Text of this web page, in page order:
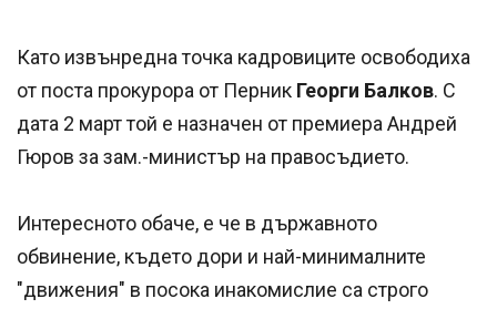
Като извънредна точка кадровиците освободиха
от поста прокурора от Перник Георги Балков. С
дата 2 март той е назначен от премиера Андрей
Гюров за зам.-министър на правосъдието.
Интересното обаче, е че в държавното
обвинение, където дори и най-минималните
"движения" в посока инакомислие са строго